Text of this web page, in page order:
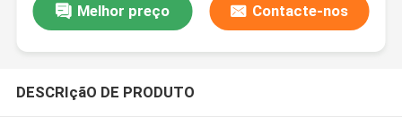
Melhor preço Contacte-nos
DESCRIçãO DE PRODUTO